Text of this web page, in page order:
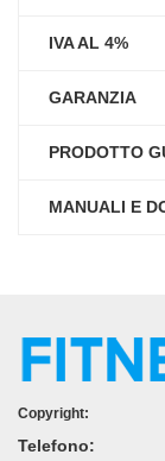
IVA AL 4%
GARANZIA
PRODOTTO
MANUALI E
Copyright:
Telefono: